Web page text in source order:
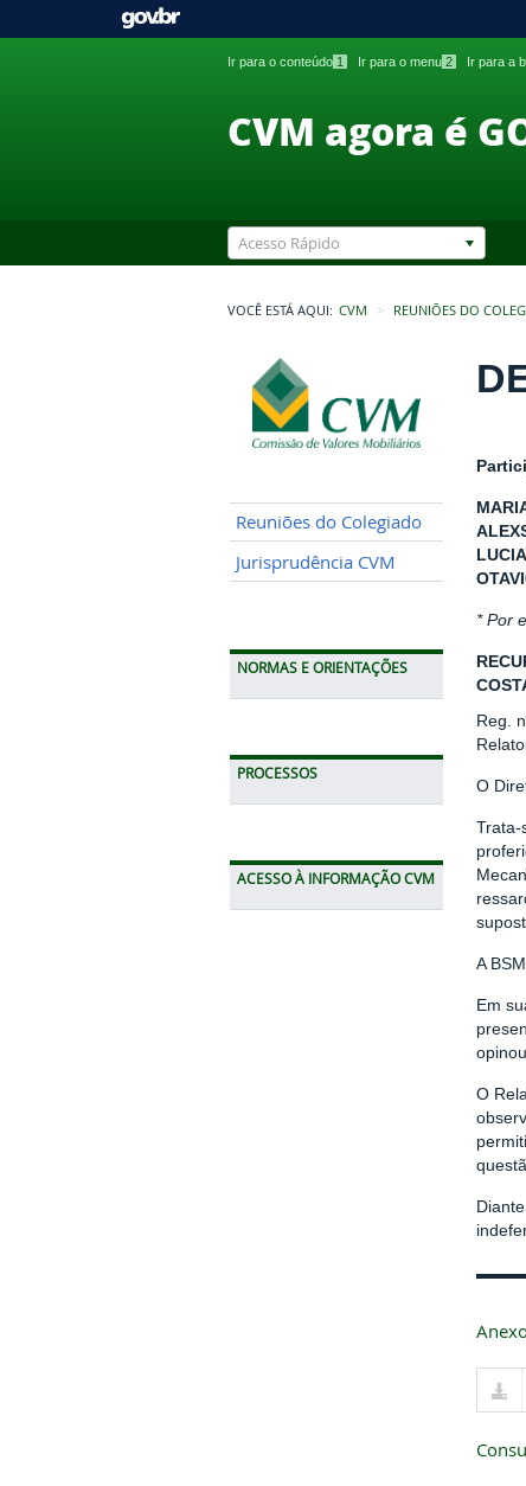
Ir para o conteúdo 1 Ir para o menu 2 Ir para a
CVM agora é
Acesso Rápido
VOCÊ ESTÁ AQUI: CVM REUNIÕES DO
Reuniões do Colegiado
Jurisprudência CVM
NORMAS E ORIENTAÇÕES
PROCESSOS
ACESSO À INFORMAÇÃO CVM
* Por
Reg.
O
Trata-
A
Em
O